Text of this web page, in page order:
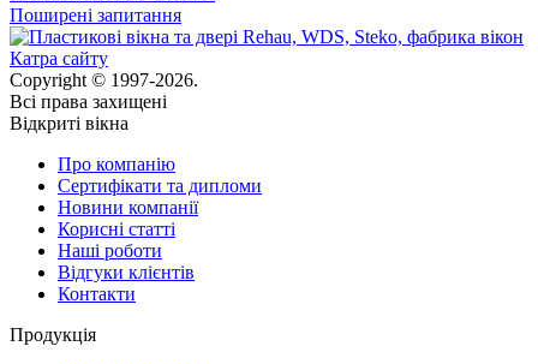
Поширені запитання
Катра сайту
Copyright © 1997-2026.
Всі права захищені
Відкриті вікна
Про компанію
Сертифікати та дипломи
Новини компанії
Корисні статті
Наші роботи
Відгуки клієнтів
Контакти
Продукція